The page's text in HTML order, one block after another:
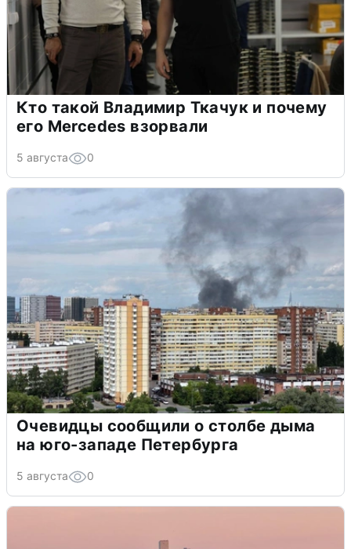
Кто такой Владимир Ткачук и почему
его Mercedes взорвали
5 августа 0
Очевидцы сообщили о столбе дыма
на юго-западе Петербурга
5 августа 0